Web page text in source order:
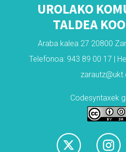
UROLAKO
TALDEA
Araba kalea 27 20800
Telefonoa: 943 89 00 17 |
Codesyntaxek